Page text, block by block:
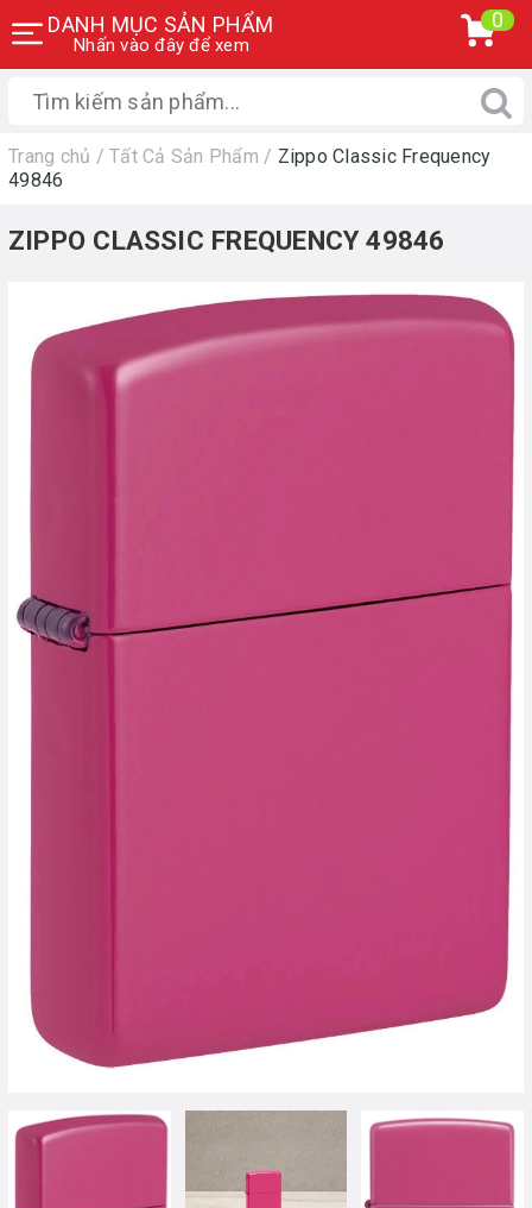
DANH MỤC SẢN PHẨM
Nhấn vào đây để xem
0
Trang chủ / Tất Cả Sản Phẩm / Zippo Classic Frequency
49846
ZIPPO CLASSIC FREQUENCY 49846